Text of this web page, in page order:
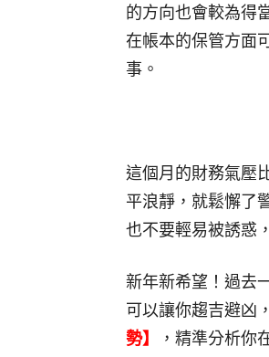
的方向也會較為得
在帳本的保管方面
事。
這個月的財務氣壓
平浪靜，就鬆懈了
也不要輕易被誘惑
新年新希望！過去
可以讓你趨吉避凶
勢】
，精準分析你